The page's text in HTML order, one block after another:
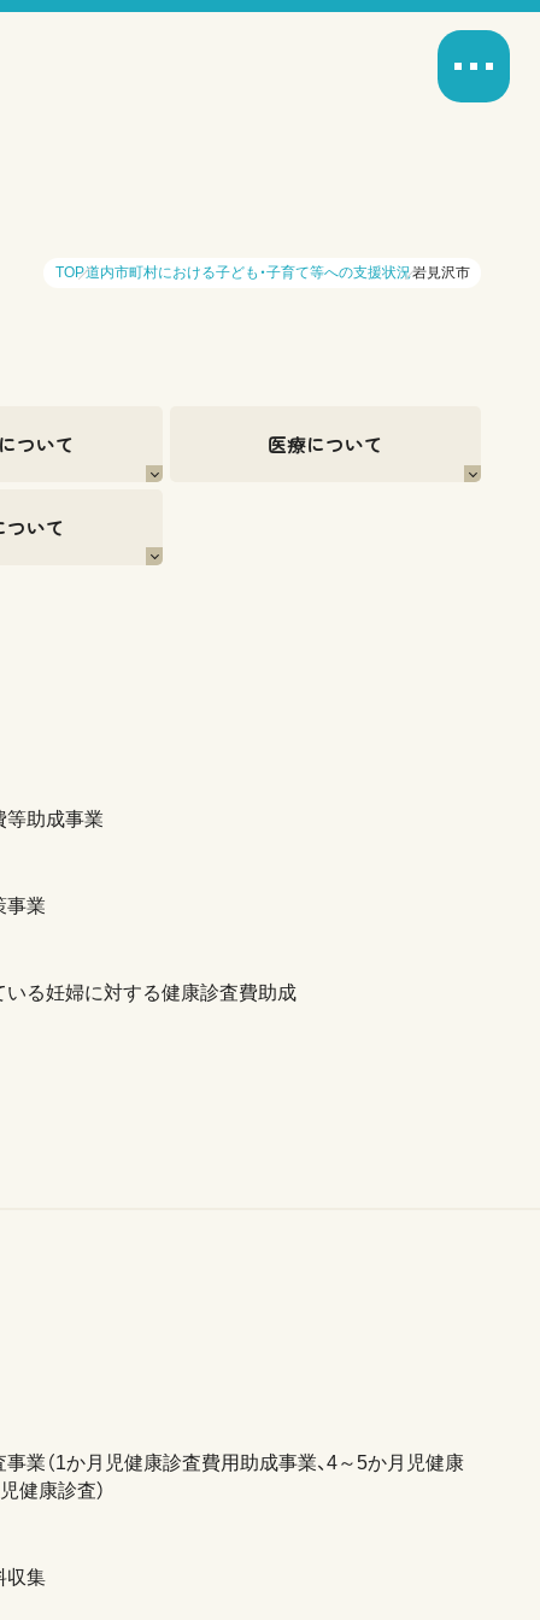
TOP道内市町村における子ども・子育て等への支援状況岩見沢市
ついて 医療について
ついて
等助成事業
事業
いる妊婦に対する健康診査費助成
業（1か月児健康診査費用助成事業、4～5か月児健康
健康診査）
収集